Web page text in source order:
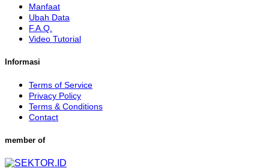
Manfaat
Ubah Data
F.A.Q.
Video Tutorial
Informasi
Terms of Service
Privacy Policy
Terms & Conditions
Contact
member of